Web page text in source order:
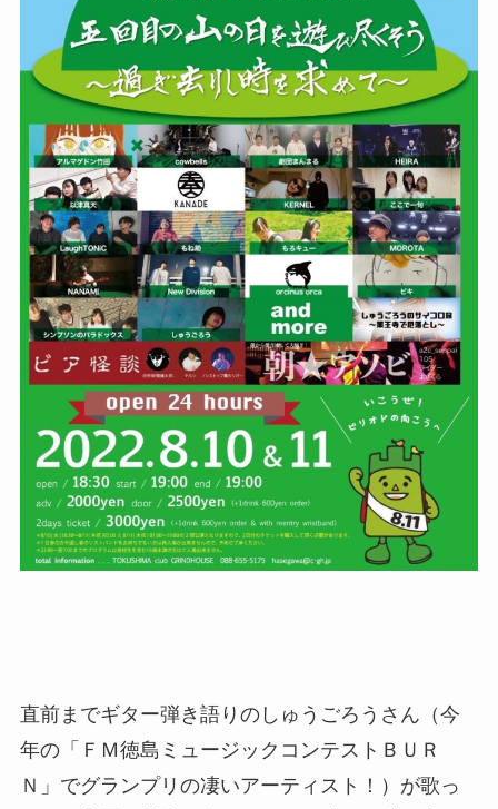
直前までギター弾き語りのしゅうごろうさん（今
年の「ＦＭ徳島ミュージックコンテストＢＵＲ
Ｎ」でグランプリの凄いアーティスト！）が歌っ